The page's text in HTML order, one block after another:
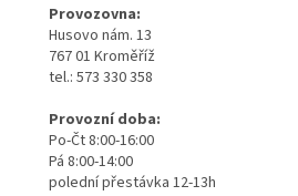
Provozovna:
Husovo nám. 13
767 01 Kroměříž
tel.: 573 330 358
Provozní doba:
Po-Čt 8:00-16:00
Pá 8:00-14:00
polední přestávka 12-13h